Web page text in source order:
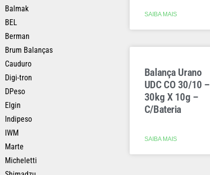
Balmak
BEL
Berman
Brum Balanças
Cauduro
Digi-tron
DPeso
Elgin
Indipeso
IWM
Marte
Micheletti
SAIBA MAIS
Balança Urano
UDC CO 30/10 –
30kg X 10g –
C/Bateria
SAIBA MAIS